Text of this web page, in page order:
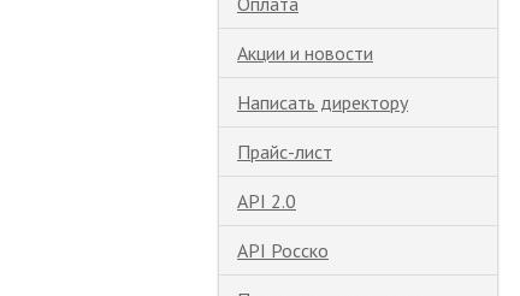
Акции и новости
Написать директору
Прайс-лист
API 2.0
API Росско